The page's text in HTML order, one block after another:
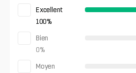
Excellent
100%
Bien
0%
Moyen